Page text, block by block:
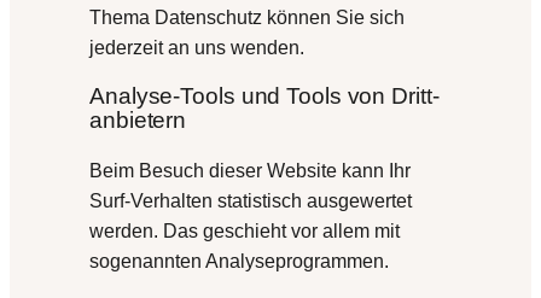
Thema Datenschutz können Sie sich
jederzeit an uns wenden.
Analyse-Tools und Tools von Dritt­
anbietern
Beim Besuch dieser Website kann Ihr
Surf-Verhalten statistisch ausgewertet
werden. Das geschieht vor allem mit
sogenannten Analyseprogrammen.